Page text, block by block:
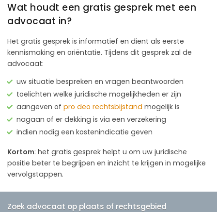
Wat houdt een gratis gesprek met een
advocaat in?
Het gratis gesprek is informatief en dient als eerste
kennismaking en oriëntatie. Tijdens dit gesprek zal de
advocaat:
uw situatie bespreken en vragen beantwoorden
toelichten welke juridische mogelijkheden er zijn
aangeven of pro deo rechtsbijstand mogelijk is
nagaan of er dekking is via een verzekering
indien nodig een kostenindicatie geven
Kortom: het gratis gesprek helpt u om uw juridische
positie beter te begrijpen en inzicht te krijgen in mogelijke
vervolgstappen.
Zoek advocaat op plaats of rechtsgebied